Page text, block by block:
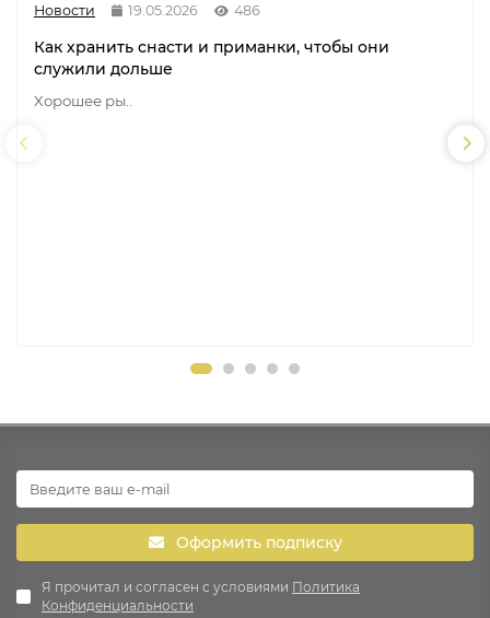
Новости 19.05.2026 486
Как хранить снасти и приманки, чтобы они
служили дольше
Хорошее ры..
Оформить подписку
Я прочитал и согласен с условиями Политика
Конфиденциальности